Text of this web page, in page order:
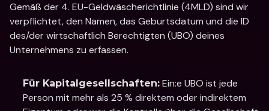
Gemäß der 4. EU-Geldwäscherichtlinie (4MLD) sind wir
verpflichtet, den Namen, das Geburtsdatum und die ID
des/der wirtschaftlich Berechtigten (UBO) deines
Unternehmens zu erfassen.
Für Kapitalgesellschaften: Ein:e UBO ist jede
Person mit mehr als 25 % direktem oder indirektem